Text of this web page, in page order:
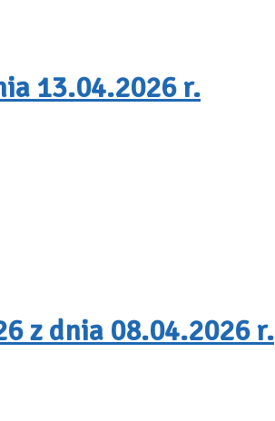
13.04.2026 r.
z dnia 08.04.2026 r.